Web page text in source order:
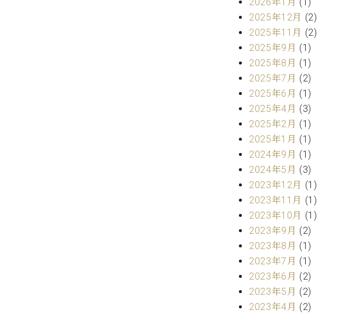
2025年12月 (2)
2025年11月 (2)
2025年9月 (1)
2025年8月 (1)
2025年7月 (2)
2025年6月 (1)
2025年4月 (3)
2025年2月 (1)
2025年1月 (1)
2024年9月 (1)
2024年5月 (3)
2023年12月 (1)
2023年11月 (1)
2023年10月 (1)
2023年9月 (2)
2023年8月 (1)
2023年7月 (1)
2023年6月 (2)
2023年5月 (2)
2023年4月 (2)